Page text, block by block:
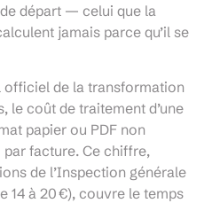
départ — celui que la
jamais parce qu’il se
officiel de la transformation
le coût de traitement d’une
papier ou PDF non
par facture. Ce chiffre,
de l’Inspection générale
14 à 20 €), couvre le temps